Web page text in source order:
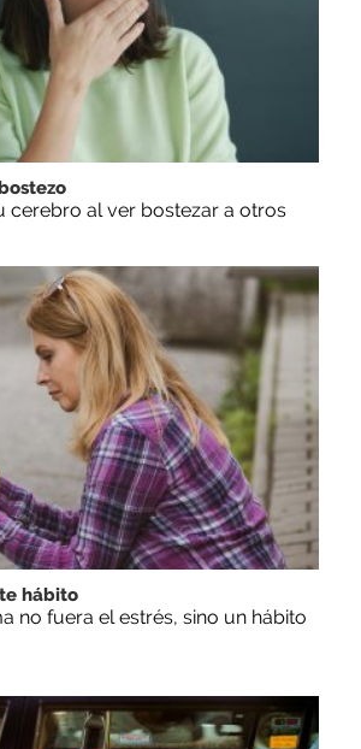
cerebro al ver bostezar a otros
hábito
no fuera el estrés, sino un hábito